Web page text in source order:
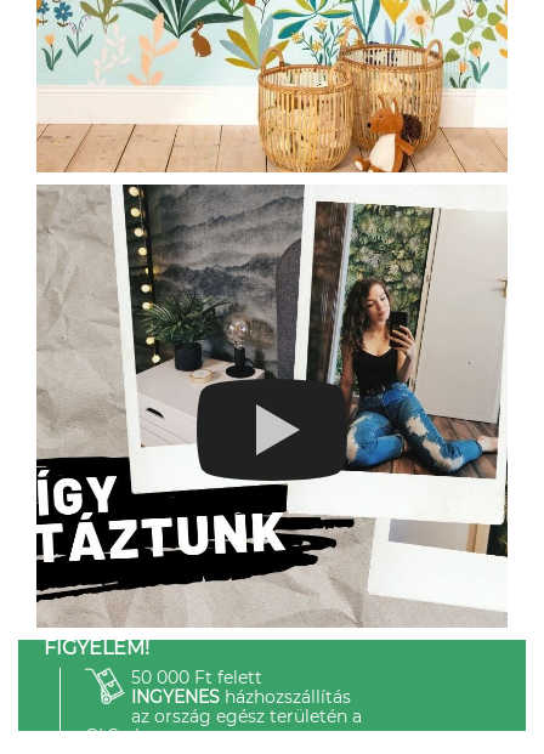
FIGYELEM!
50 000 Ft felett
INGYENESházhozszállítás
az ország egész területén a
GLS-el.